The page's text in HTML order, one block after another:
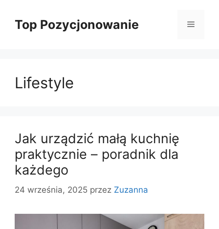
treściTop Pozycjonowanie Menu
Lifestyle
Jak urządzić małą kuchnię
praktycznie – poradnik dla
każdego
24 września, 2025 przez Zuzanna